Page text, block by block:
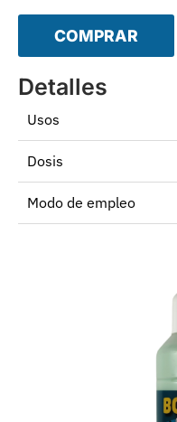
COMPRAR
Detalles
Usos
Dosis
Modo de empleo